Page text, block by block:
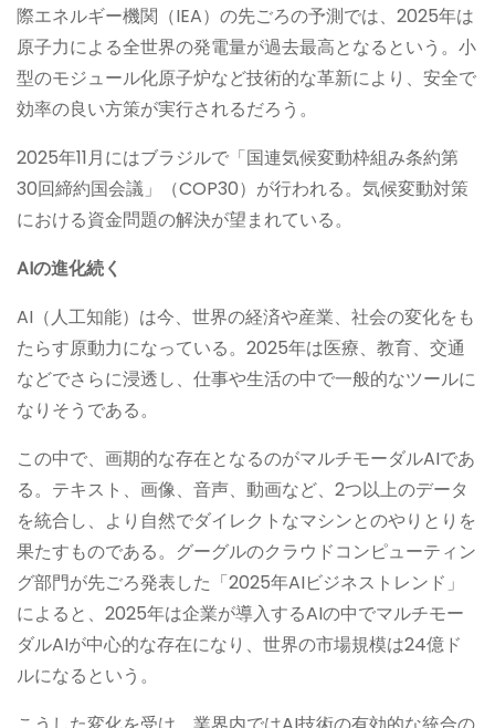
際エネルギー機関（IEA）の先ごろの予測では、2025年は
原子力による全世界の発電量が過去最高となるという。小
型のモジュール化原子炉など技術的な革新により、安全で
効率の良い方策が実行されるだろう。
2025年11月にはブラジルで「国連気候変動枠組み条約第
30回締約国会議」（COP30）が行われる。気候変動対策
における資金問題の解決が望まれている。
AIの進化続く
AI（人工知能）は今、世界の経済や産業、社会の変化をも
たらす原動力になっている。2025年は医療、教育、交通
などでさらに浸透し、仕事や生活の中で一般的なツールに
なりそうである。
この中で、画期的な存在となるのがマルチモーダルAIであ
る。テキスト、画像、音声、動画など、2つ以上のデータ
を統合し、より自然でダイレクトなマシンとのやりとりを
果たすものである。グーグルのクラウドコンピューティン
グ部門が先ごろ発表した「2025年AIビジネストレンド」
によると、2025年は企業が導入するAIの中でマルチモー
ダルAIが中心的な存在になり、世界の市場規模は24億ド
ルになるという。